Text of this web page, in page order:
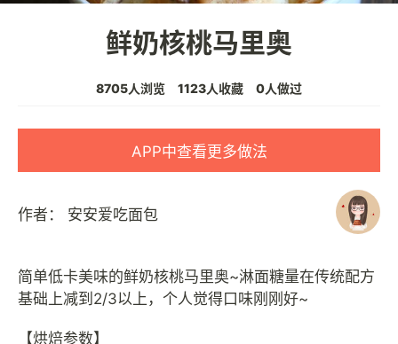
鲜奶核桃马里奥
8705人浏览 1123人收藏 0人做过
APP中查看更多做法
作者： 安安爱吃面包
简单低卡美味的鲜奶核桃马里奥~淋面糖量在传统配方
基础上减到2/3以上，个人觉得口味刚刚好~
【烘焙参数】